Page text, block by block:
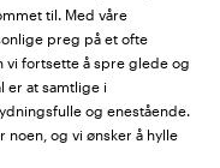
til. Med våre
preg på et ofte
vi fortsette å spre glede og
er at samtlige i
og enestående.
og vi ønsker å hylle